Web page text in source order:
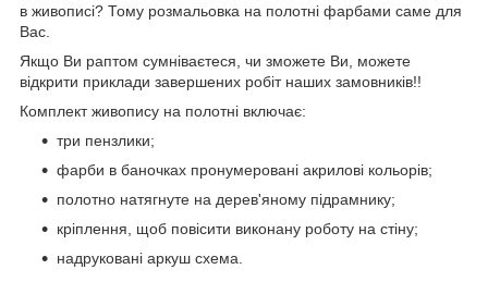
в живописі? Тому розмальовка на полотні фарбами саме для
Вас.
Якщо Ви раптом сумніваєтеся, чи зможете Ви, можете
відкрити приклади завершених робіт наших замовників!!
Комплект живопису на полотні включає:
три пензлики;
фарби в баночках пронумеровані акрилові кольорів;
полотно натягнуте на дерев'яному підрамнику;
кріплення, щоб повісити виконану роботу на стіну;
надруковані аркуш схема.